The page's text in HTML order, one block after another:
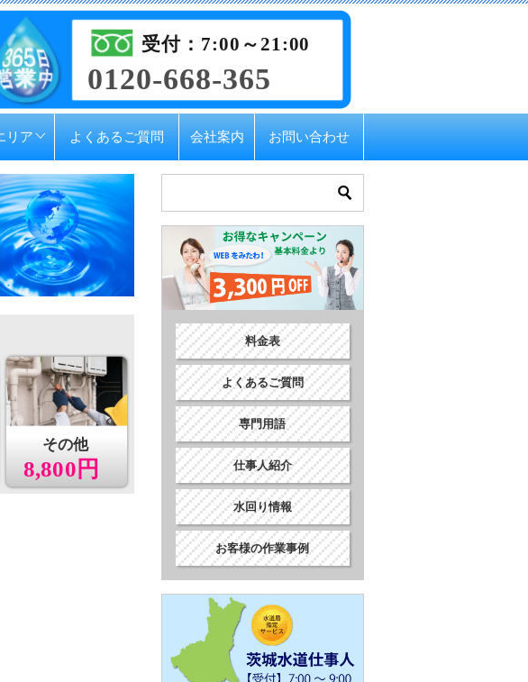
0120-668-365
受付：7:00～21:00
リア よくあるご質問 会社案内 お問い合わせ
その他
8,800円
料金表
よくあるご質問
専門用語
仕事人紹介
水回り情報
お客様の作業事例